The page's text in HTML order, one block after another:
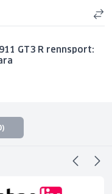
GT3 R rennsport: